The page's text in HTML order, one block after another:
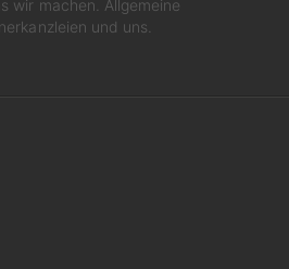
wir machen. Allgemeine
und uns.